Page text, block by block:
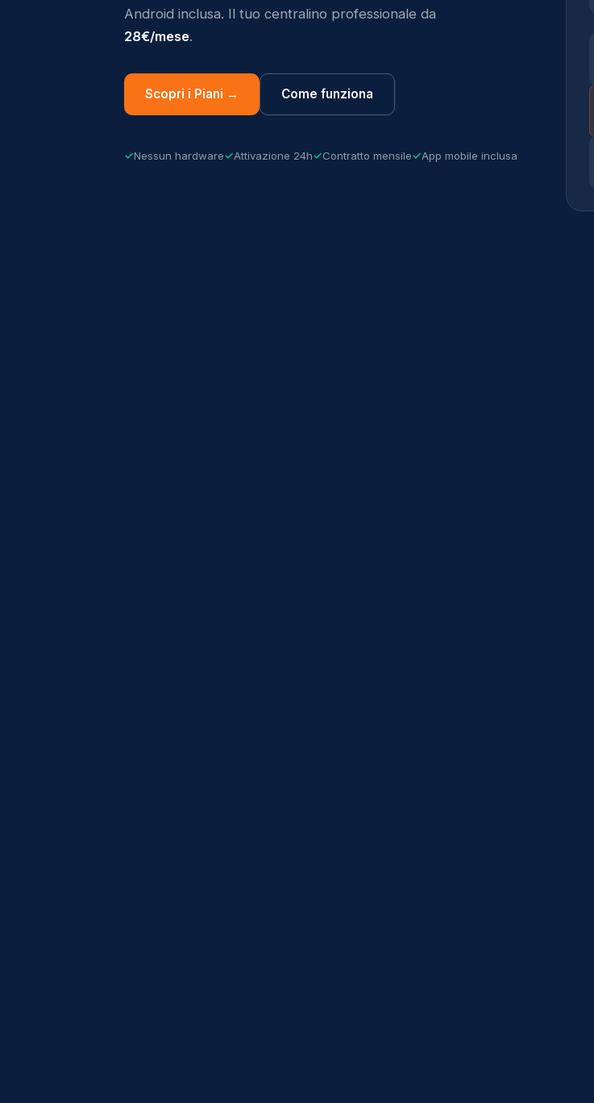
Android inclusa. Il tuo centralino professionale da
28€/mese.
Scopri i Piani → Come funziona
Nessun hardware Attivazione 24h Contratto mensile App mobile inclusa